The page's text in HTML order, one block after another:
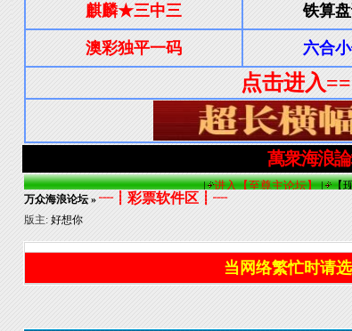
万众海浪论坛» ┈┋彩票软件区┋┈
版主: 好想你
当网络繁忙时请选